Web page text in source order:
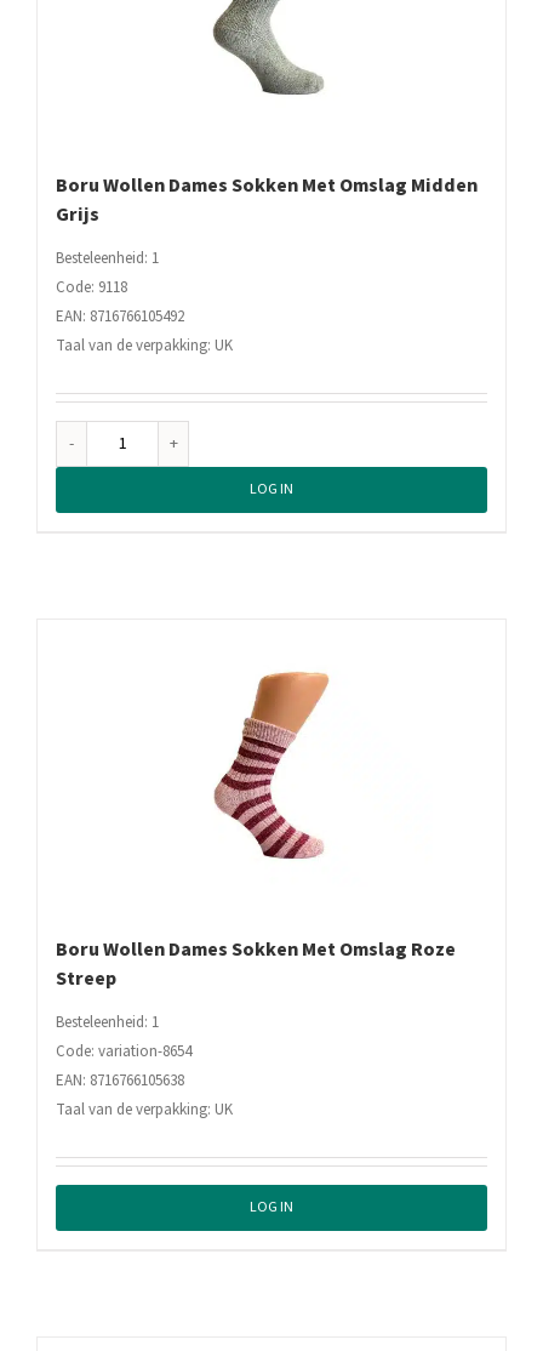
Boru Wollen Dames Sokken Met Omslag Midden
Grijs
Besteleenheid: 1
Code: 9118
EAN: 8716766105492
Taal van de verpakking: UK
Boru
LOG IN
Boru Wollen Dames Sokken Met Omslag Roze
Streep
Besteleenheid: 1
Code: variation-8654
EAN: 8716766105638
Taal van de verpakking: UK
LOG IN